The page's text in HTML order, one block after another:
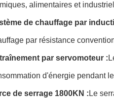
alimentaires et
de chauffage par
par résistance
par servomoteur :
d'énergie pendant
de serrage 1800KN : Le